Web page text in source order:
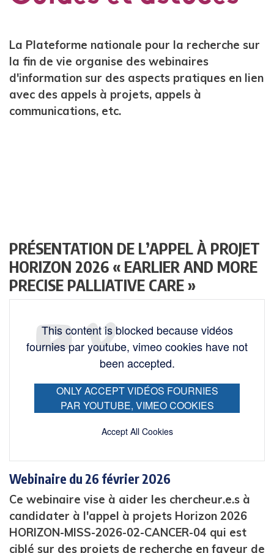
Contenu
La Plateforme nationale pour la recherche sur
la fin de vie organise des webinaires
d'information sur des aspects pratiques en lien
avec des appels à projets, appels à
communications, etc.
PRÉSENTATION DE L’APPEL À PROJET
HORIZON 2026 « EARLIER AND MORE
PRECISE PALLIATIVE CARE »
This content is blocked because vidéos
fournies par youtube, vimeo cookies have not
been accepted.
ONLY ACCEPT VIDÉOS FOURNIES
PAR YOUTUBE, VIMEO COOKIES
Accept All Cookies
Webinaire du 26 février 2026
Ce webinaire vise à aider les chercheur.e.s à
candidater à l'appel à projets Horizon 2026
HORIZON-MISS-2026-02-CANCER-04 qui est
ciblé sur des projets de recherche en faveur de